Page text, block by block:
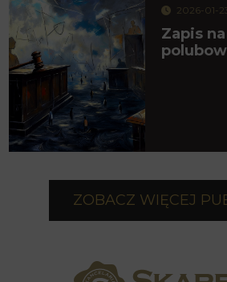
2026-01-
Zapis
ZOBACZ WIĘCEJ